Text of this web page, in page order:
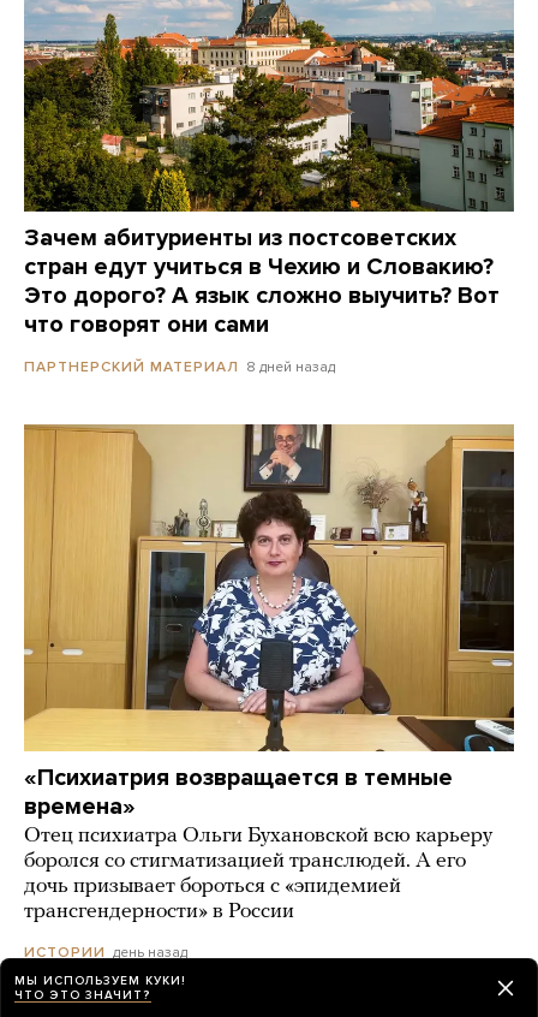
Зачем абитуриенты из постсоветских
стран едут учиться в Чехию и Словакию?
Это дорого? А язык сложно выучить? Вот
что говорят они сами
ПАРТНЕРСКИЙ МАТЕРИАЛ 8 дней назад
«Психиатрия возвращается в темные
времена»
Отец психиатра Ольги Бухановской всю карьеру
боролся со стигматизацией транслюдей. А его
дочь призывает бороться с «эпидемией
трансгендерности» в России
ИСТОРИИ день назад
МЫ ИСПОЛЬЗУЕМ КУКИ!
ЧТО ЭТО ЗНАЧИТ?